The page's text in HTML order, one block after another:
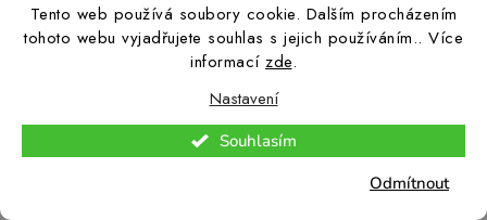
Tento web používá soubory cookie. Dalším procházením
tohoto webu vyjadřujete souhlas s jejich používáním.. Více
informací zde.
Nastavení
Odmítnout
Souhlasím
(>5 ks)
247 980 Kč